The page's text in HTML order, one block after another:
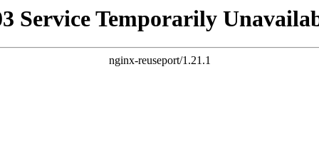
Service Temporarily
nginx-reuseport/1.21.1